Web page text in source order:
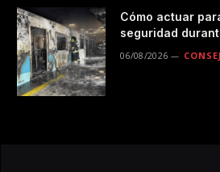
Cómo actuar
seguridad
06/08/2026